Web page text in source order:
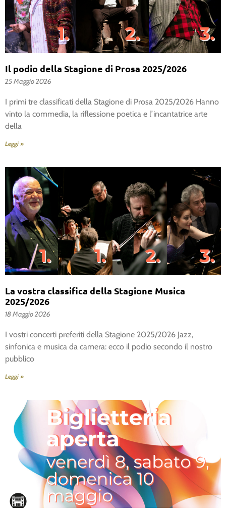
Il podio della Stagione di Prosa 2025/2026
25 Maggio 2026
I primi tre classificati della Stagione di Prosa 2025/2026 Hanno
vinto la commedia, la riflessione poetica e l’incantatrice arte
della
Leggi »
La vostra classifica della Stagione Musica
2025/2026
18 Maggio 2026
I vostri concerti preferiti della Stagione 2025/2026 Jazz,
sinfonica e musica da camera: ecco il podio secondo il nostro
pubblico
Leggi »